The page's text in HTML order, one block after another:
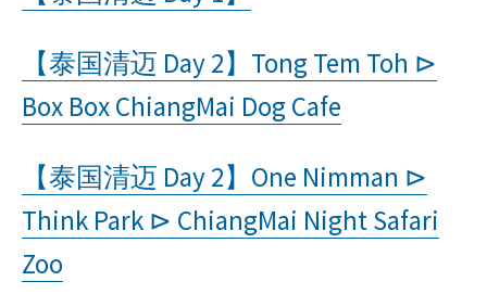
【泰国清迈 Day 2】 Tong Tem Toh ⊳
Box Box ChiangMai Dog Cafe
【泰国清迈 Day 2】 One Nimman ⊳
Think Park ⊳ ChiangMai Night Safari
Zoo